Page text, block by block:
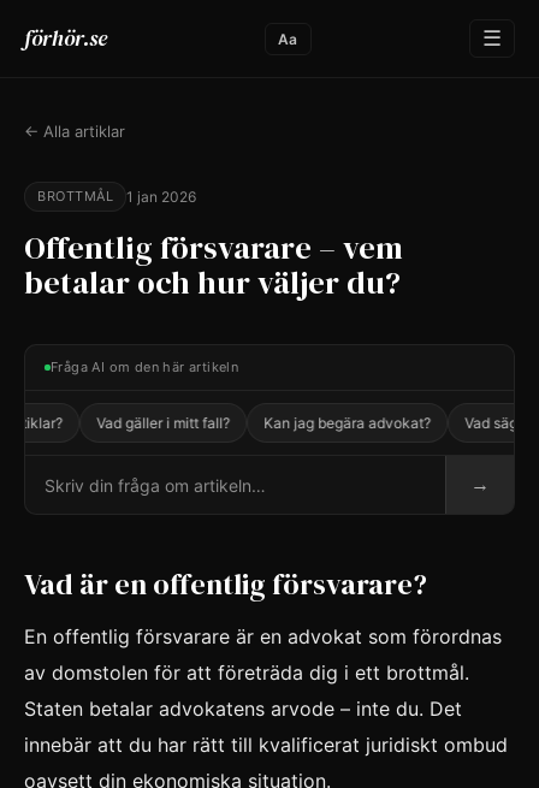
förhör.se Aa ☰
← Alla artiklar
BROTTMÅL 1 jan 2026
Offentlig försvarare – vem
betalar och hur väljer du?
Fråga AI om den här artikeln
Vad gäller i mitt fall? Kan jag begära advokat? Vad säger
→
Vad är en offentlig försvarare?
En offentlig försvarare är en advokat som förordnas
av domstolen för att företräda dig i ett brottmål.
Staten betalar advokatens arvode – inte du. Det
innebär att du har rätt till kvalificerat juridiskt ombud
oavsett din ekonomiska situation.